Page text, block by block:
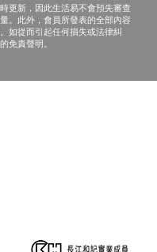
更新，因此生活易不會預先審查
。此外，會員所發表的全部內容
如從而引起任何損失或法律糾
免責聲明。